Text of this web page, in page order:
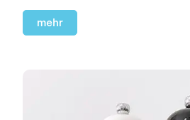
konnte.
mehr